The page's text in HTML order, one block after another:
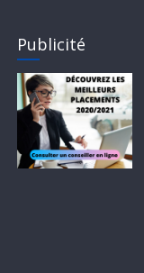
Publicité